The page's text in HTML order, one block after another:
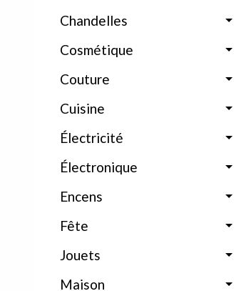
Chandelles
Cosmétique
Couture
Cuisine
Électricité
Électronique
Encens
Fête
Jouets
Maison